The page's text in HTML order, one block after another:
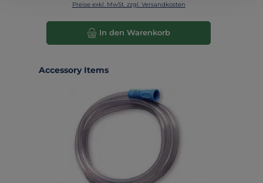
Preise exkl. MwSt. zzgl. Versandkosten
In den Warenkorb
Produktgalerie überspringen
Accessory Items